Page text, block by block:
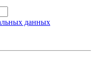
данных